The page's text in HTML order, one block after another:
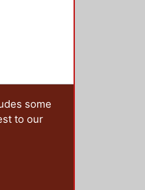
some
to our